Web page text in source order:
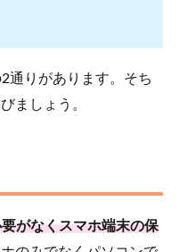
通りがあります。そち
ましょう。
がなくスマホ端末の保